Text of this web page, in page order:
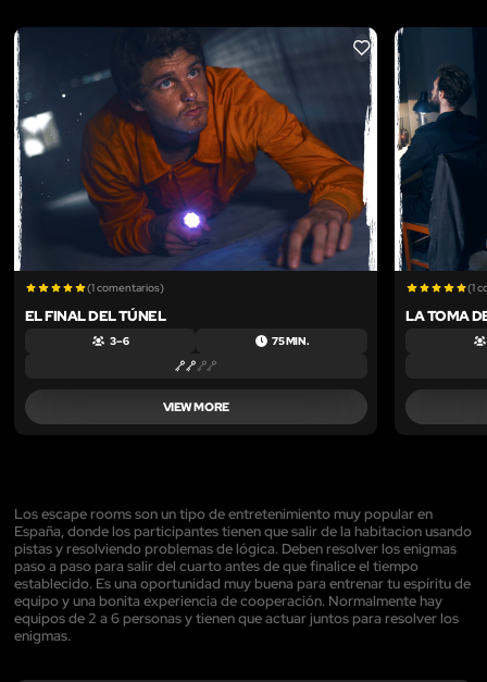
LIKE
(1 comentarios)
EL FINAL DEL TÚNEL
3 – 6 75 MIN.
VIEW MORE
(1
LA TOMA
Los escape rooms son un tipo de entretenimiento muy popular en
España, donde los participantes tienen que salir de la habitacion usando
pistas y resolviendo problemas de lógica. Deben resolver los enigmas
paso a paso para salir del cuarto antes de que finalice el tiempo
establecido. Es una oportunidad muy buena para entrenar tu espíritu de
equipo y una bonita experiencia de cooperación. Normalmente hay
equipos de 2 a 6 personas y tienen que actuar juntos para resolver los
enigmas.